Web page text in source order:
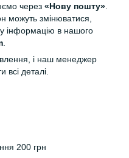
через «Нову пошту»
можуть змінюватися,
інформацію в нашого
і наш менеджер
деталі.
200 грн